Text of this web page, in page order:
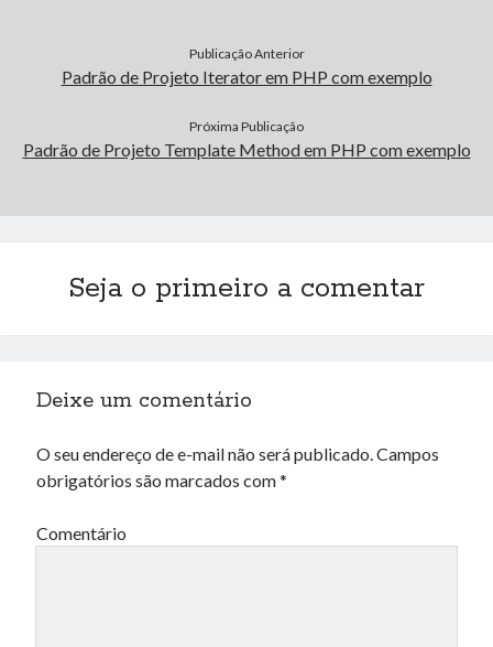
Publicação Anterior
Padrão de Projeto Iterator em PHP com exemplo
Próxima Publicação
Padrão de Projeto Template Method em PHP com exemplo
Seja o primeiro a comentar
Deixe um comentário
O seu endereço de e-mail não será publicado.Campos
obrigatórios são marcados com*
Comentário